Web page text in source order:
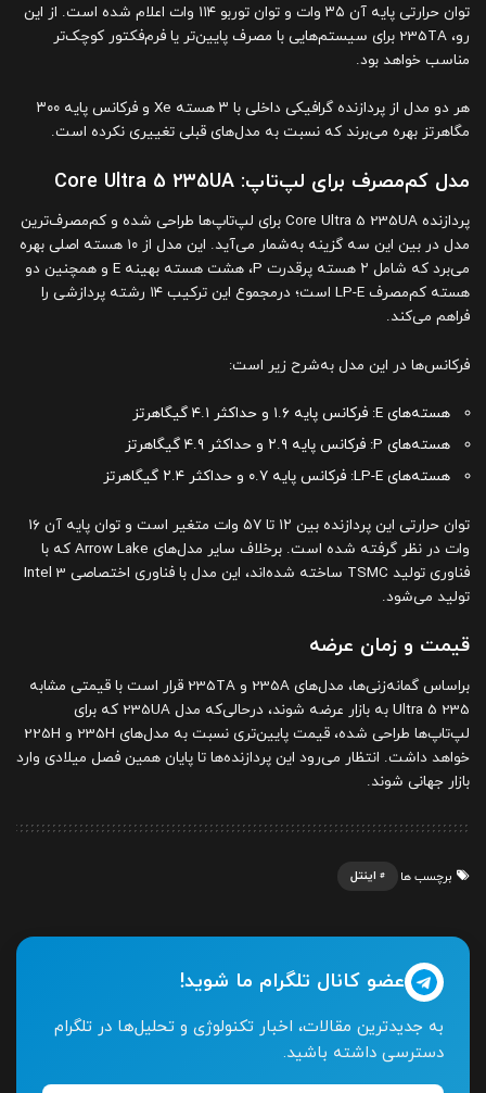
توان حرارتی پایه آن ۳۵ وات و توان توربو ۱۱۴ وات اعلام شده است. از این
رو، 235TA برای سیستم‌هایی با مصرف پایین‌تر یا فرم‌فکتور کوچک‌تر
مناسب خواهد بود.
هر دو مدل از پردازنده گرافیکی داخلی با ۳ هسته Xe و فرکانس پایه ۳۰۰
مگاهرتز بهره می‌برند که نسبت به مدل‌های قبلی تغییری نکرده است.
مدل کم‌مصرف برای لپ‌تاپ: Core Ultra 5 235UA
پردازنده Core Ultra 5 235UA برای لپ‌تاپ‌ها طراحی شده و کم‌مصرف‌ترین
مدل در بین این سه گزینه به‌شمار می‌آید. این مدل از ۱۰ هسته اصلی بهره
می‌برد که شامل ۲ هسته پرقدرت P، هشت هسته بهینه E و همچنین دو
هسته کم‌مصرف LP-E است؛ درمجموع این ترکیب ۱۴ رشته پردازشی را
فراهم می‌کند.
فرکانس‌ها در این مدل به‌شرح زیر است:
هسته‌های E: فرکانس پایه ۱.۶ و حداکثر ۴.۱ گیگاهرتز
هسته‌های P: فرکانس پایه ۲.۹ و حداکثر ۴.۹ گیگاهرتز
هسته‌های LP-E: فرکانس پایه ۰.۷ و حداکثر ۲.۴ گیگاهرتز
توان حرارتی این پردازنده بین ۱۲ تا ۵۷ وات متغیر است و توان پایه آن ۱۶
وات در نظر گرفته شده است. برخلاف سایر مدل‌های Arrow Lake که با
فناوری تولید TSMC ساخته شده‌اند، این مدل با فناوری اختصاصی Intel 3
تولید می‌شود.
قیمت و زمان عرضه
براساس گمانه‌زنی‌ها، مدل‌های 235A و 235TA قرار است با قیمتی مشابه
Ultra 5 235 به بازار عرضه شوند، درحالی‌که مدل 235UA که برای
لپ‌تاپ‌ها طراحی شده، قیمت پایین‌تری نسبت به مدل‌های 235H و 225H
خواهد داشت. انتظار می‌رود این پردازنده‌ها تا پایان همین فصل میلادی وارد
بازار جهانی شوند.
برچسب ها اینتل
عضو کانال تلگرام ما شوید!
به جدیدترین مقالات، اخبار تکنولوژی و تحلیل‌ها در تلگرام
دسترسی داشته باشید.